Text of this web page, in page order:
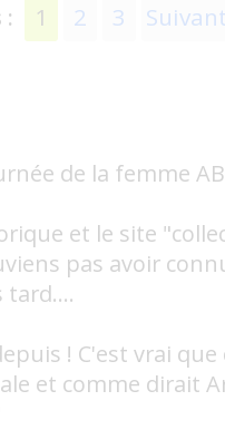
: 1 2 3
de la femme
et le site
pas avoir
! C'est vrai
et comme dirait